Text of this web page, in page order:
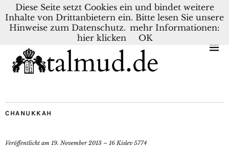
KONTAKT BLOG DEUTSCH NEDERLANDS
CHANUKKAH
Veröffentlicht am 19. November 2013 – 16 Kislev 5774
Diese Seite setzt Cookies ein und bindet weitere
Inhalte von Drittanbietern ein. Bitte lesen Sie unsere
Hinweise zum Datenschutz. mehr Informationen:
hier klicken
OK